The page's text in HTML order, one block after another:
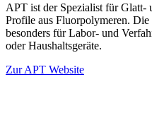
APT ist der Spezialist für Glatt-
Profile aus Fluorpolymeren.
besonders für Labor- und
oder Haushaltsgeräte.
Zur APT Website